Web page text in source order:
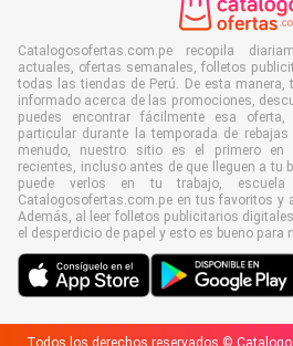
Catalogosofertas.com.pe recopila
actuales, ofertas semanales, folletos
todas las tiendas de Perú. De esta manera,
informado acerca de las promociones,
puedes encontrar fácilmente esa
particular durante la temporada de
menudo, nuestro sitio es el primero
recientes, incluso antes de que lleguen a tu
puede verlos en tu trabajo,
Catalogosofertas.com.pe en tus favoritos y
Además, al leer folletos publicitarios
el desperdicio de papel y esto es bueno para
Todos los derechos reservados ©